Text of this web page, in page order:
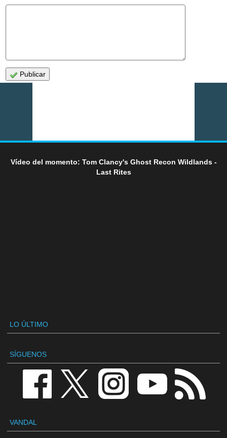
Publicar
Vídeo del momento: Tom Clancy's Ghost Recon Wildlands -
Last Rites
LO ÚLTIMO
SÍGUENOS
VANDAL